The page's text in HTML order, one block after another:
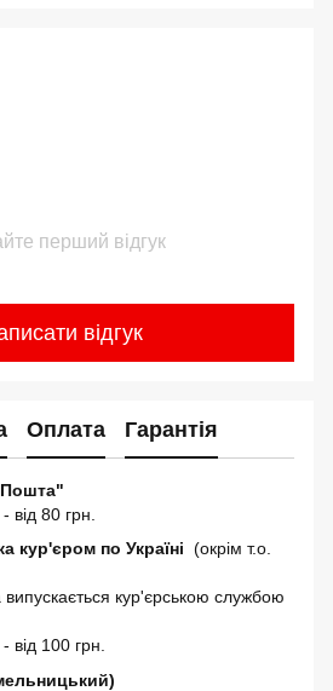
перший відгук
відгук
Оплата Гарантія
від 80 грн.
кур'єром по Україні (окрім т.о.
кур'єрською службою
від 100 грн.